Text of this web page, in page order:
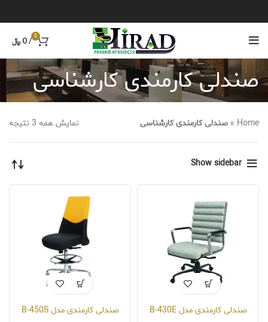
0
/
0 ﷼
صندلی کارمندی کارشناسی
Home
» صندلی کارمندی کارشناسی نمایش همه 3 نتیجه
Show sidebar
صندلی کارمندی مدل B-430E صندلی کارمندی مدل B-450S